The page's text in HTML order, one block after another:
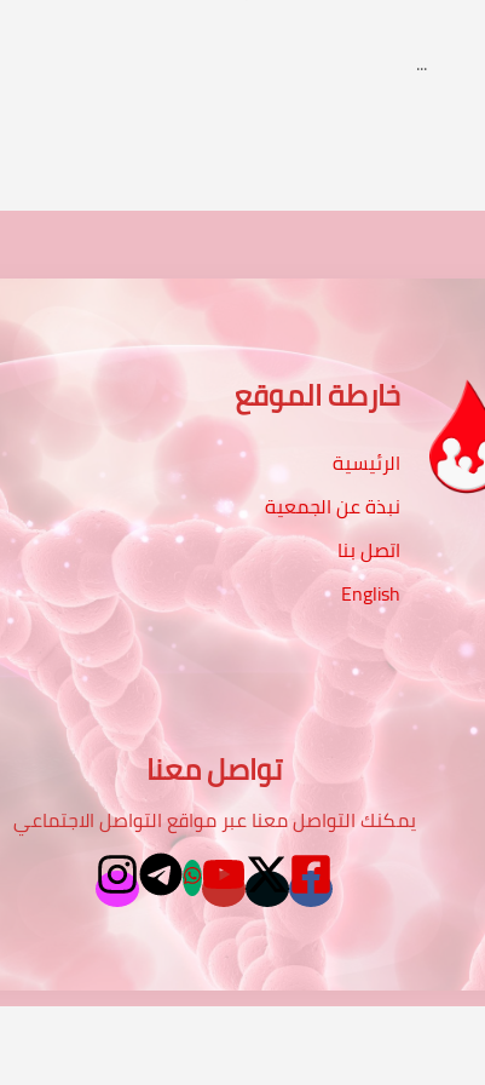
...
خارطة الموقع
الرئيسية
نبذة عن الجمعية
اتصل بنا
English
تواصل معنا
يمكنك التواصل معنا عبر مواقع التواصل الاجتماعي